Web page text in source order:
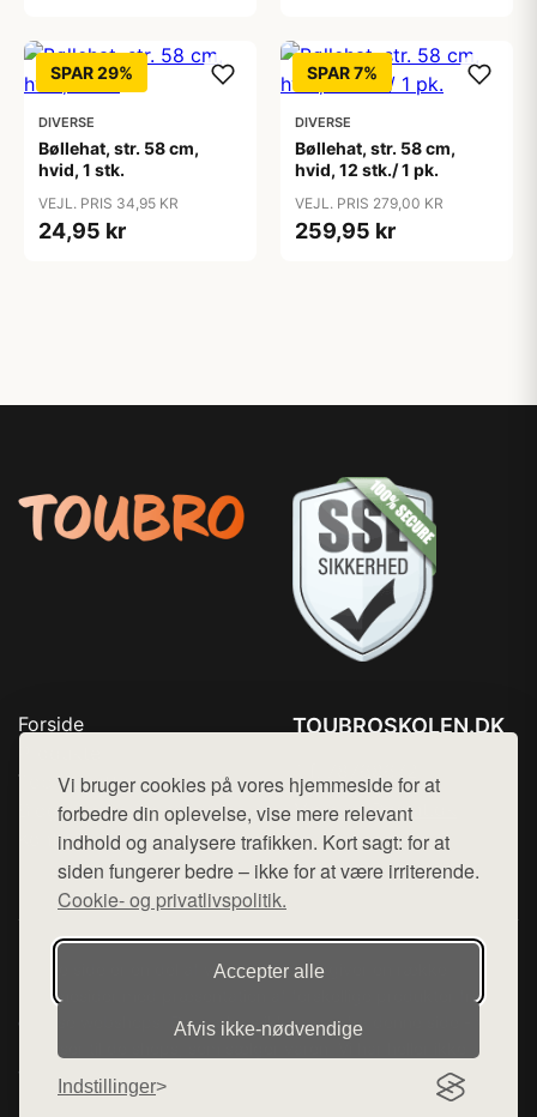
Vi bruger cookies på vores hjemmeside for at
forbedre din oplevelse, vise mere relevant
indhold og analysere trafikken. Kort sagt: for at
siden fungerer bedre – ikke for at være irriterende.
Cookie- og privatlivspolitik.
Accepter alle
Afvis ikke‑nødvendige
Indstillinger
SPAR 29%
DIVERSE
Bøllehat, str. 58 cm,
hvid, 1 stk.
VEJL. PRIS 34,95 KR
24,95 kr
SPAR 7%
DIVERSE
Bøllehat, str. 58 cm,
hvid, 12 stk./ 1 pk.
VEJL. PRIS 279,00 KR
259,95 kr
Forside
Top Rabatter
Blog
Kontakt
TOUBROSKOLEN.DK
Mail: hej@want.dk
Cookie- og privatlivspolitik
Denne side er en del af want.dk, der udgiver en række
hjemmesider med præsentation af forskellige produkter fra
diverse webshops. Der sælges ikke varer fra denne side - vi
henviser til de shops, som sælger varen. Vi har heller ikke
varerne på lager.